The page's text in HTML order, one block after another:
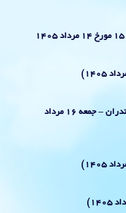
پیش بینی 7 روزه وضع هوای استان مازندران – جمعه 16 مرداد